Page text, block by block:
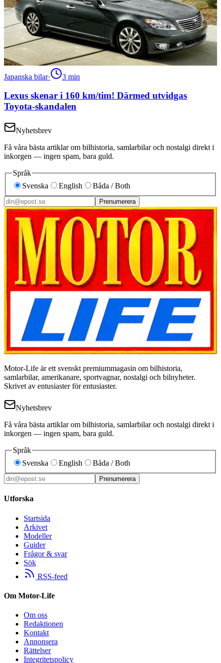
Japanska bilar· 3 min
Lexus skenar i 160 km/tim! Därmed utvidgas
Toyota-skandalen
Nyhetsbrev
Få våra bästa artiklar om bilhistoria, samlarbilar och nostalgi direkt i
inkorgen — ingen spam, bara guld.
Språk
Svenska
English Båda / Both
Prenumerera
Motor-Life är ett svenskt premiummagasin om bilhistoria,
samlarbilar, amerikanare, sportvagnar, nostalgi och bilnyheter.
Skrivet av entusiaster för entusiaster.
Nyhetsbrev
Få våra bästa artiklar om bilhistoria, samlarbilar och nostalgi direkt i
inkorgen — ingen spam, bara guld.
Språk
Svenska
English Båda / Both
Prenumerera
Utforska
Startsida
Arkivet
Modeller
Guider
Frågor & svar
Sök
RSS-feed
Om Motor-Life
Om oss
Redaktionen
Kontakt
Annonsera
Rättelser
Integritetspolicy